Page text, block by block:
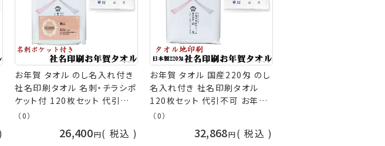
お年賀 タオル のし名入れ付き
社名印刷タオル 名刺・チラシポ
ケット付 120枚セット 代引不
可 お年賀タオル 粗品 販促 御
礼 熨斗付きタオル 年賀タオル
粗品タオル ［返品不可］ nrm
（0）
26,400 税込
お年賀 タオル 国産220匁 のし
名入れ付き 社名印刷タオル
120枚セット 代引不可 お年賀
タオル 粗品 販促 御礼 熨斗付
きタオル ［返品不可］ 粗品タオ
ル 手芸の山久
（0）
32,868 税込